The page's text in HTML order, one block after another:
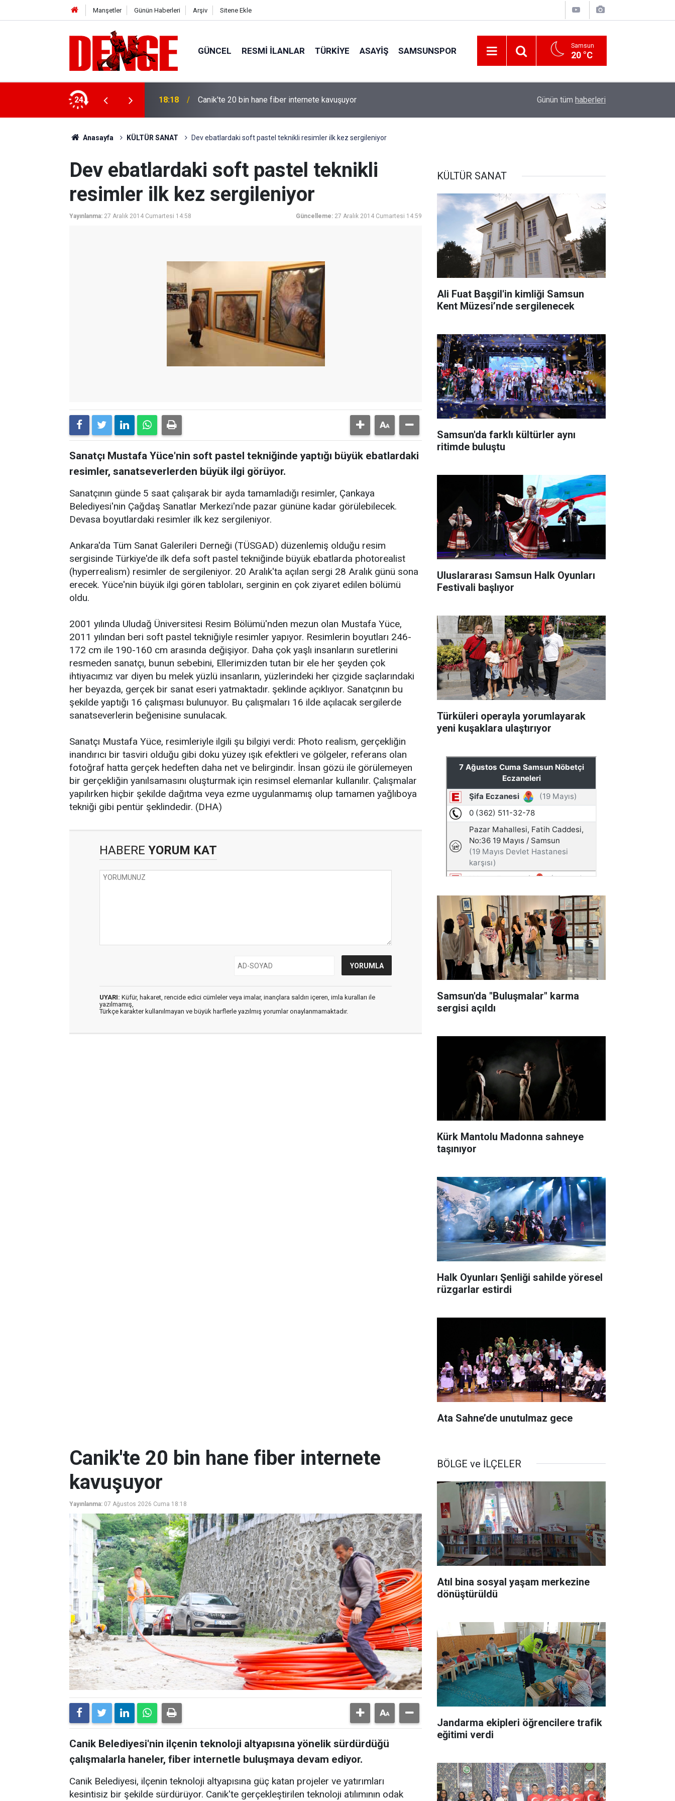
Manşetler Günün Haberleri Arşiv Sitene Ekle
GÜNCEL RESMI İLANLAR TÜRKİYE ASAYİŞ SAMSUNSPOR Samsun
20 °C
24
kadar devam edecek 18:18 Canik'te 20 bin hane fiber internete kavuşuyor 30 ilde DEAŞ terör örgütüne yönelik operasyon!
Günün tüm haberleri
Anasayfa KÜLTÜR SANAT Dev ebatlardaki soft pastel teknikli resimler ilk kez sergileniyor
Dev ebatlardaki soft pastel teknikli
resimler ilk kez sergileniyor
Yayınlanma: 27 Aralık 2014 Cumartesi 14:58 Güncelleme: 27 Aralık 2014 Cumartesi 14:59
Sanatçı Mustafa Yüce'nin soft pastel tekniğinde yaptığı büyük ebatlardaki
resimler, sanatseverlerden büyük ilgi görüyor.
Sanatçının günde 5 saat çalışarak bir ayda tamamladığı resimler, Çankaya
Belediyesi'nin Çağdaş Sanatlar Merkezi'nde pazar gününe kadar görülebilecek.
Devasa boyutlardaki resimler ilk kez sergileniyor.
Ankara'da Tüm Sanat Galerileri Derneği (TÜSGAD) düzenlemiş olduğu resim
sergisinde Türkiye'de ilk defa soft pastel tekniğinde büyük ebatlarda photorealist
(hyperrealism) resimler de sergileniyor. 20 Aralık'ta açılan sergi 28 Aralık günü sona
erecek. Yüce'nin büyük ilgi gören tabloları, serginin en çok ziyaret edilen bölümü
oldu.
2001 yılında Uludağ Üniversitesi Resim Bölümü'nden mezun olan Mustafa Yüce,
2011 yılından beri soft pastel tekniğiyle resimler yapıyor. Resimlerin boyutları 246-
172 cm ile 190-160 cm arasında değişiyor. Daha çok yaşlı insanların suretlerini
resmeden sanatçı, bunun sebebini, Ellerimizden tutan bir ele her şeyden çok
ihtiyacımız var diyen bu melek yüzlü insanların, yüzlerindeki her çizgide saçlarındaki
her beyazda, gerçek bir sanat eseri yatmaktadır. şeklinde açıklıyor. Sanatçının bu
şekilde yaptığı 16 çalışması bulunuyor. Bu çalışmaları 16 ilde açılacak sergilerde
sanatseverlerin beğenisine sunulacak.
Sanatçı Mustafa Yüce, resimleriyle ilgili şu bilgiyi verdi: Photo realism, gerçekliğin
inandırıcı bir tasviri olduğu gibi doku yüzey ışık efektleri ve gölgeler, referans olan
fotoğraf hatta gerçek hedeften daha net ve belirgindir. İnsan gözü ile görülemeyen
bir gerçekliğin yanılsamasını oluşturmak için resimsel elemanlar kullanılır. Çalışmalar
yapılırken hiçbir şekilde dağıtma veya ezme uygulanmamış olup tamamen yağlıboya
tekniği gibi pentür şeklindedir. (DHA)
HABERE YORUM KAT
UYARI: Küfür, hakaret, rencide edici cümleler veya imalar, inançlara saldırı içeren, imla kuralları ile
yazılmamış,
Türkçe karakter kullanılmayan ve büyük harflerle yazılmış yorumlar onaylanmamaktadır.
KÜLTÜR SANAT
Ali Fuat Başgil'in kimliği Samsun
Kent Müzesi’nde sergilenecek
Samsun'da farklı kültürler aynı
ritimde buluştu
Uluslararası Samsun Halk Oyunları
Festivali başlıyor
Türküleri operayla yorumlayarak
yeni kuşaklara ulaştırıyor
Samsun'da "Buluşmalar" karma
sergisi açıldı
Kürk Mantolu Madonna sahneye
taşınıyor
Halk Oyunları Şenliği sahilde yöresel
rüzgarlar estirdi
Ata Sahne’de unutulmaz gece
Canik'te 20 bin hane fiber internete
kavuşuyor
Yayınlanma: 07 Ağustos 2026 Cuma 18:18
Canik Belediyesi'nin ilçenin teknoloji altyapısına yönelik sürdürdüğü
çalışmalarla haneler, fiber internetle buluşmaya devam ediyor.
Canik Belediyesi, ilçenin teknoloji altyapısına güç katan projeler ve yatırımları
kesintisiz bir şekilde sürdürüyor. Canik'te gerçekleştirilen teknoloji atılımının odak
BÖLGE ve İLÇELER
Atıl bina sosyal yaşam merkezine
dönüştürüldü
Jandarma ekipleri öğrencilere trafik
eğitimi verdi